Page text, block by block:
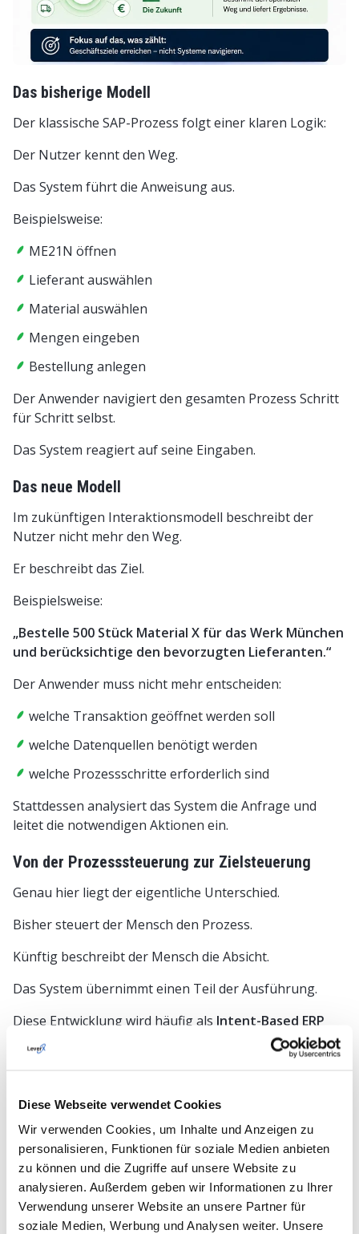
Diese Webseite verwendet Cookies
Wir verwenden Cookies, um Inhalte und Anzeigen zu
personalisieren, Funktionen für soziale Medien anbieten
zu können und die Zugriffe auf unsere Website zu
analysieren. Außerdem geben wir Informationen zu Ihrer
Verwendung unserer Website an unsere Partner für
soziale Medien, Werbung und Analysen weiter. Unsere
Das bisherige Modell
Der klassische SAP-Prozess folgt einer klaren Logik:
Der Nutzer kennt den Weg.
Das System führt die Anweisung aus.
Beispielsweise:
ME21N öffnen
Lieferant auswählen
Material auswählen
Mengen eingeben
Bestellung anlegen
Der Anwender navigiert den gesamten Prozess Schritt
für Schritt selbst.
Das System reagiert auf seine Eingaben.
Das neue Modell
Im zukünftigen Interaktionsmodell beschreibt der
Nutzer nicht mehr den Weg.
Er beschreibt das Ziel.
Beispielsweise:
„Bestelle 500 Stück Material X für das Werk München
und berücksichtige den bevorzugten Lieferanten.“
Der Anwender muss nicht mehr entscheiden:
welche Transaktion geöffnet werden soll
welche Datenquellen benötigt werden
welche Prozessschritte erforderlich sind
Stattdessen analysiert das System die Anfrage und
leitet die notwendigen Aktionen ein.
Von der Prozesssteuerung zur Zielsteuerung
Genau hier liegt der eigentliche Unterschied.
Bisher steuert der Mensch den Prozess.
Künftig beschreibt der Mensch die Absicht.
Das System übernimmt einen Teil der Ausführung.
Diese Entwicklung wird häufig als Intent-Based ERP
bezeichnet.
Nicht die Benutzeroberfläche steht im Mittelpunkt.
Sondern das gewünschte Geschäftsergebnis.
Warum dieser Wandel möglich wird
Frühere ERP-Systeme konnten Prozesse ausführen.